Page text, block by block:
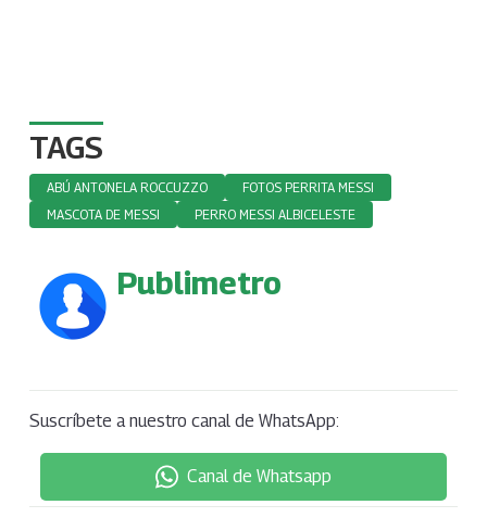
TAGS
ABÚ ANTONELA ROCCUZZO
FOTOS PERRITA MESSI
MASCOTA DE MESSI
PERRO MESSI ALBICELESTE
Publimetro
Suscríbete a nuestro canal de WhatsApp:
Canal de Whatsapp